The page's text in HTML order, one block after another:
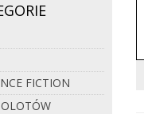
FICTION